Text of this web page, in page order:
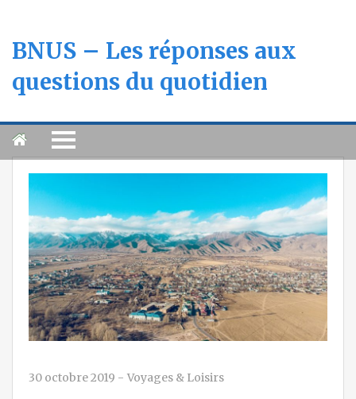
BNUS – Les réponses aux
questions du quotidien
30 octobre 2019 - Voyages & Loisirs